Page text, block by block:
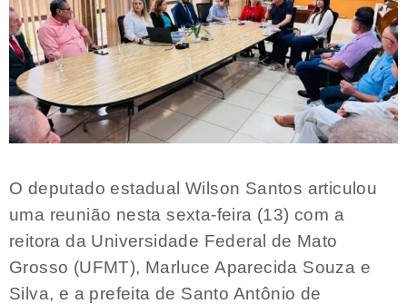
O deputado estadual Wilson Santos articulou
uma reunião nesta sexta-feira (13) com a
reitora da Universidade Federal de Mato
Grosso (UFMT), Marluce Aparecida Souza e
Silva, e a prefeita de Santo Antônio de